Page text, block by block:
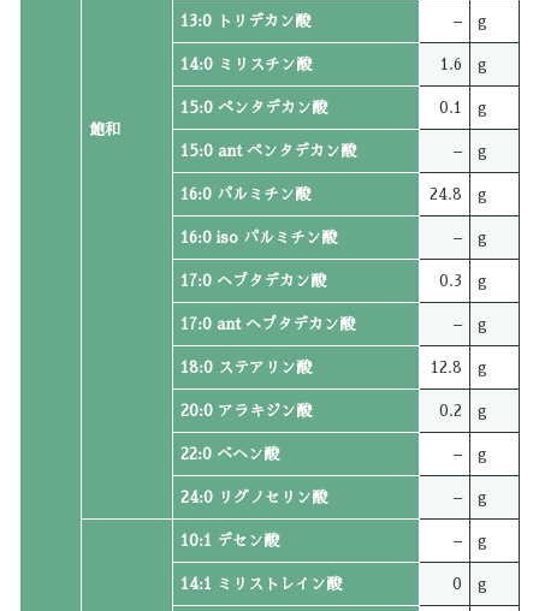
飽和
13:0 トリデカン酸 – g
14:0 ミリスチン酸 1.6 g
15:0 ペンタデカン酸 0.1 g
15:0 ant ペンタデカン酸 – g
16:0 パルミチン酸 24.8 g
16:0 iso パルミチン酸 – g
17:0 ヘプタデカン酸 0.3 g
17:0 ant ヘプタデカン酸 – g
18:0 ステアリン酸 12.8 g
20:0 アラキジン酸 0.2 g
22:0 ベヘン酸 – g
24:0 リグノセリン酸 – g
10:1 デセン酸 – g
14:1 ミリストレイン酸 0 g